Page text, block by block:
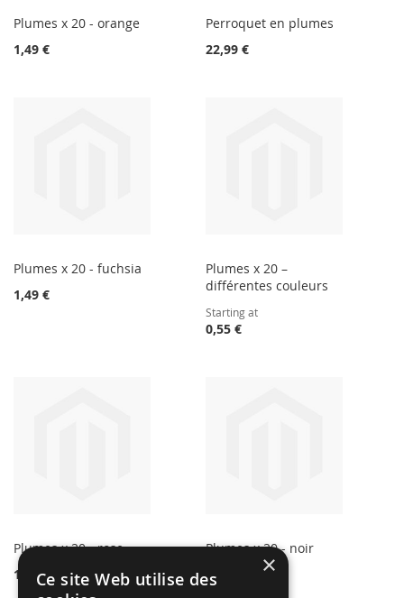
Plumes x 20 - orange
1,49 €
Perroquet en plumes
22,99 €
Plumes x 20 - fuchsia
1,49 €
Plumes x 20 –
différentes couleurs
Starting at
0,55 €
Plumes x 20 - rose
1,49 €
Plumes x 20 - noir
1,49 €
×
Ce site Web utilise des